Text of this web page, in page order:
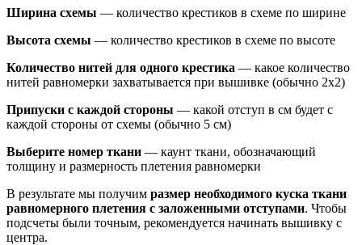
Ширина схемы — количество крестиков в схеме по ширине
Высота схемы — количество крестиков в схеме по высоте
Количество нитей для одного крестика — какое количество
нитей равномерки захватывается при вышивке (обычно 2х2)
Припуски с каждой стороны — какой отступ в см будет с
каждой стороны от схемы (обычно 5 см)
Выберите номер ткани — каунт ткани, обозначающий
толщину и размерность плетения равномерки
В результате мы получим размер необходимого куска ткани
равномерного плетения с заложенными отступами. Чтобы
подсчеты были точным, рекомендуется начинать вышивку с
центра.